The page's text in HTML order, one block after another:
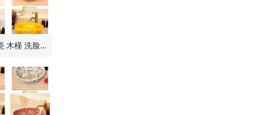
RYXW411景德镇 陶瓷 木槿 洗脸盆 家居工艺摆设